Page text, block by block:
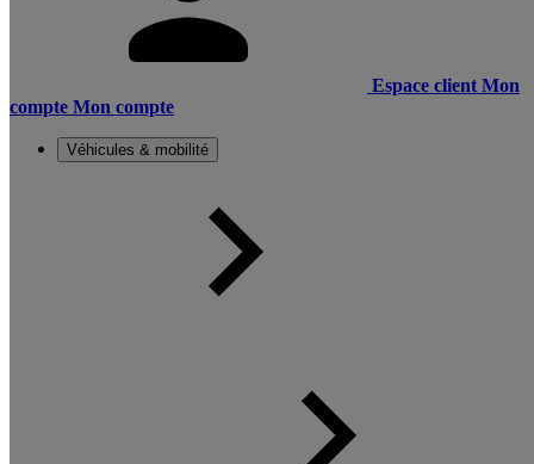
Espace client Mon
compte Mon compte
Véhicules & mobilité